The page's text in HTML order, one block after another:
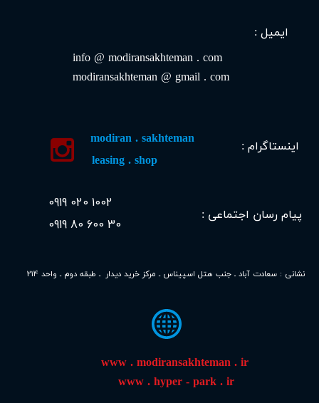
​​​نشانی : سعادت آباد ـ جنب هتل اسپیناس ـ مرکز خرید دیدار ـ طبقه دوم ـ واحد 214
1002 020 0919
30 600 80 0919
​info @ modiransakhteman . com
modiransakhteman​​​​​​​ @ ​​​​​​​gmail . com​​​​​​​​​​​​​​
modiran . sakhteman​​​​​​​​​​​​​​​​​​​
پیام رسان اجتماعی :
ایمیل :
اینستاگرام :
leasing . shop​​​​​​​​​​​​​​​​​​​
www . modiransakhteman . ir
www . hyper - park . ir